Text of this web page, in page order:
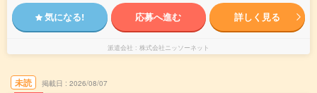
気になる! 応募へ進む 詳しく見る
派遣会社 株式会社ニッソーネット
未読 掲載日 2026/08/07